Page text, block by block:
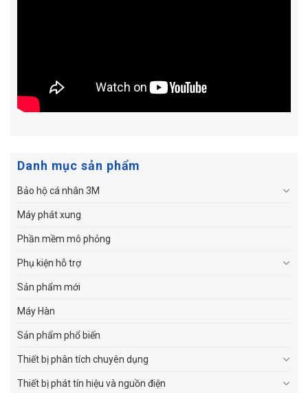
Danh mục sản phẩm
Bảo hộ cá nhân 3M
Máy phát xung
Phần mềm mô phỏng
Phụ kiện hỗ trợ
Sản phẩm mới
Máy Hàn
Sản phẩm phổ biến
Thiết bị phân tích chuyên dụng
Thiết bị phát tín hiệu và nguồn điện